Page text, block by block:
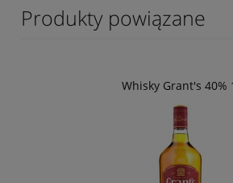
Produkty powiązane
Whisky Grant's 40%